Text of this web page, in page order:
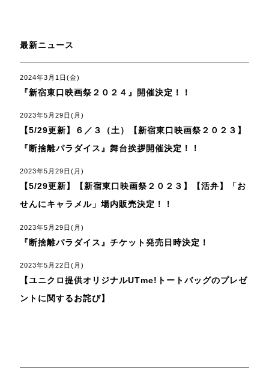
最新ニュース
2024年3月1日(金)
『新宿東口映画祭２０２４』開催決定！！
2023年5月29日(月)
【5/29更新】６／３（土）【新宿東口映画祭２０２３】
『断捨離パラダイス』舞台挨拶開催決定！！
2023年5月29日(月)
【5/29更新】【新宿東口映画祭２０２３】【活弁】「お
せんにキャラメル」場内販売決定！！
2023年5月29日(月)
『断捨離パラダイス』チケット発売日時決定！
2023年5月22日(月)
【ユニクロ提供オリジナルUTme!トートバッグのプレゼ
ントに関するお詫び】